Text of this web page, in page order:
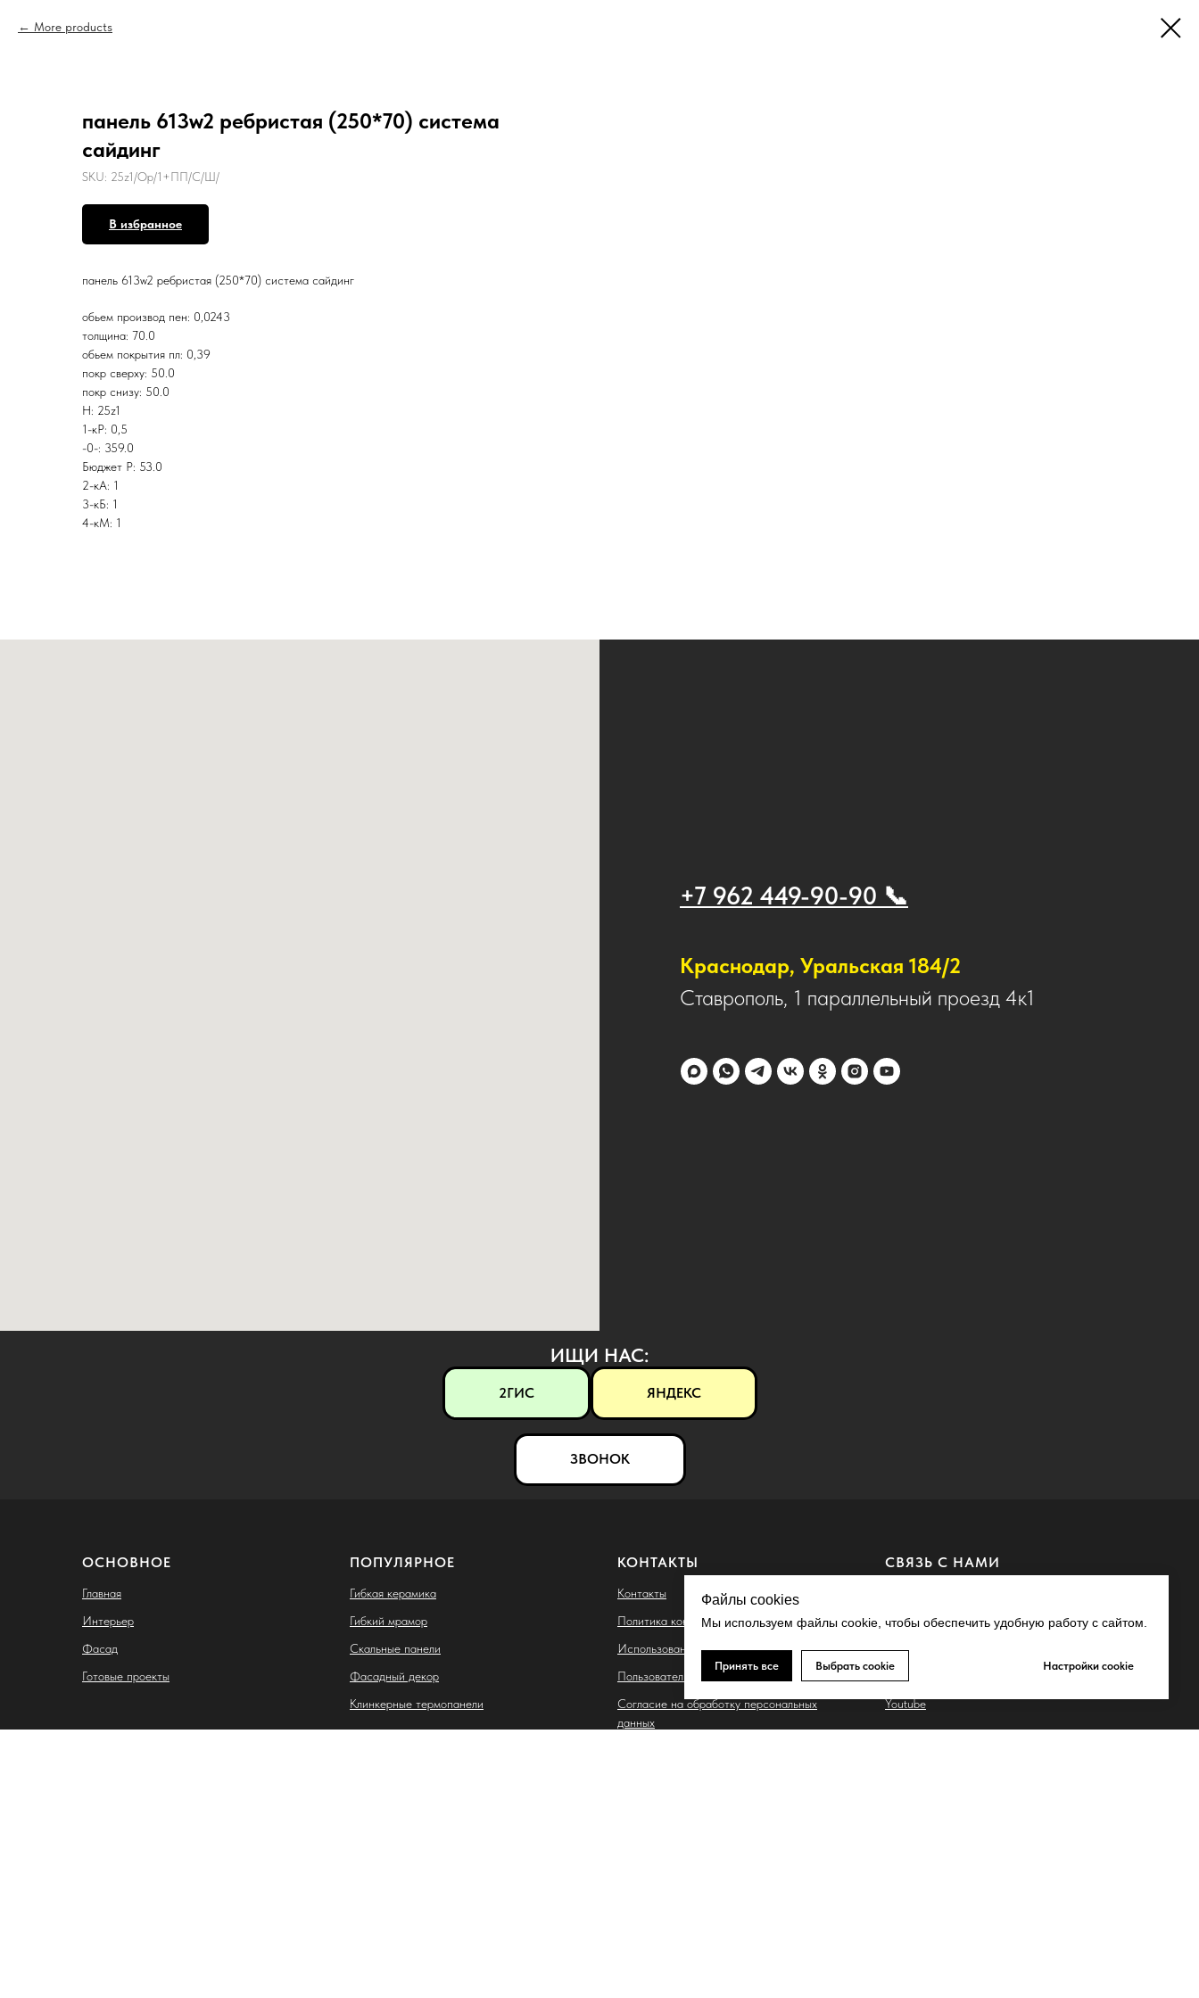
More products
панель 613w2 ребристая (250*70) система
сайдинг
SKU: 25z1/Op/1+ПП/С/Ш/
В избранное
панель 613w2 ребристая (250*70) система сайдинг
обьем производ пен: 0,0243
толщина: 70.0
обьем покрытия пл: 0,39
покр сверху: 50.0
покр снизу: 50.0
Н: 25z1
1-кР: 0,5
-0-: 359.0
Бюджет Р: 53.0
2-кА: 1
3-кБ: 1
4-кМ: 1
+7 962 449-90-90 📞
Краснодар, Уральская 184/2
Ставрополь, 1 параллельный проезд 4к1
Файлы cookies
Мы используем файлы cookie, чтобы обеспечить удобную работу с сайтом.
Принять все Выбрать cookie Настройки cookie
ИЩИ НАС:
2ГИС ЯНДЕКС
ЗВОНОК
ОСНОВНОЕ
Главная
Интерьер
Фасад
Готовые проекты
ПОПУЛЯРНОЕ
Гибкая керамика
Гибкий мрамор
Скальные панели
Фасадный декор
Клинкерные термопанели
КОНТАКТЫ
Контакты
Политика конфиденциальности
Использование файлов cookie
Пользовательское соглашение
Согласие на обработку персональных
данных
СВЯЗЬ С НАМИ
Whatsapp
Telegram
Youtube